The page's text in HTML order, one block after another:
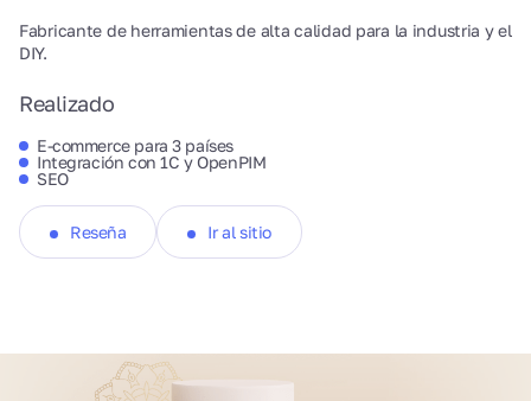
Fabricante de herramientas de alta calidad para la industria y el
DIY.
Realizado
E-commerce para 3 países
Integración con 1C y OpenPIM
SEO
Reseña Ir al sitio